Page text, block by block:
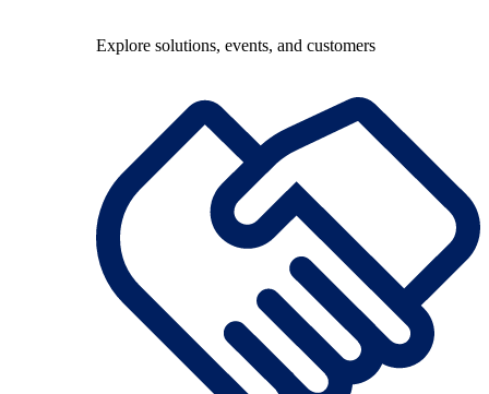
Explore solutions, events, and customers